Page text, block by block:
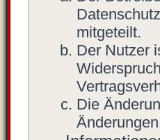
mitgeteilt.
Der Nutzer
Die